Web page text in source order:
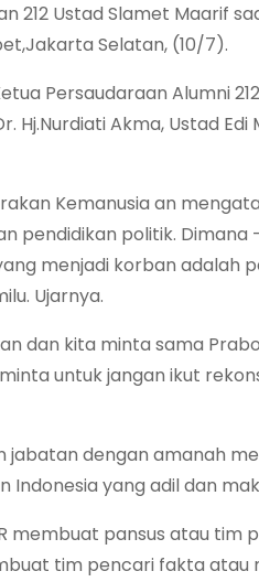
212 Ustad Slamet Maarif
Selatan, (10/7).
Persaudaraan Alumni
Hj.Nurdiati Akma, Ustad
Kemanusia an
politik. Dimana
menjadi korban adalah
Ujarnya.
dan kita minta sama
untuk jangan ikut
dengan amanah
yang adil dan
membuat pansus atau
tim pencari fakta